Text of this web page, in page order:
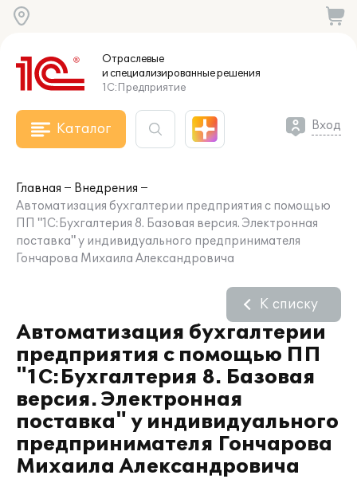
Отраслевые
и специализированныерешения
1С:Предприятие
Каталог Вход
Главная
Внедрения
Автоматизация бухгалтерии предприятия с помощью
ПП "1С:Бухгалтерия 8. Базовая версия. Электронная
поставка" у индивидуального предпринимателя
Гончарова Михаила Александровича
Автоматизация бухгалтерии
предприятия с помощью ПП
"1С:Бухгалтерия 8. Базовая
версия. Электронная
поставка" у индивидуального
предпринимателя Гончарова
Михаила Александровича
К списку